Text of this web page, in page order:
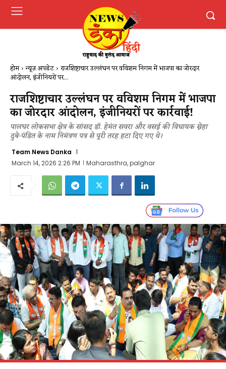
होम न्यूज़ अपडेट राजशिष्टाचार उल्लंघन पर वविशम निगम में भाजपा का जोरदार
आंदोलन, इंजीनियरों पर...
राजशिष्टाचार उल्लंघन पर वविशम निगम में भाजपा
का जोरदार आंदोलन, इंजीनियरों पर कार्रवाई!
पालघर लोकसभा क्षेत्र के सांसद डॉ. हेमंत सवरा और वसई की विधायक स्नेहा
दुबे-पंडित के नाम निमंत्रण पत्र से पूरी तरह हटा दिए गए थे।
Team News Danka
March 14, 2026 2:26 PM
Maharasthra, palghar